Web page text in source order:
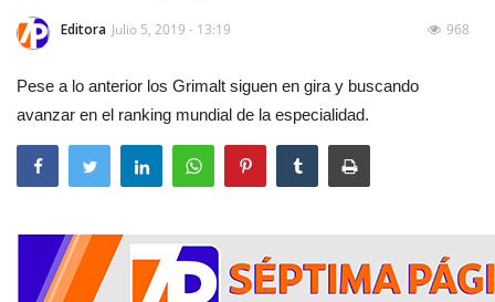
Editora Julio 5, 2019 - 13:19 968
Pese a lo anterior los Grimalt siguen en gira y buscando
avanzar en el ranking mundial de la especialidad.